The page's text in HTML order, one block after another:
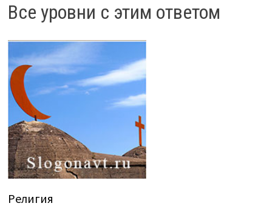
Все уровни с этим ответом
Религия